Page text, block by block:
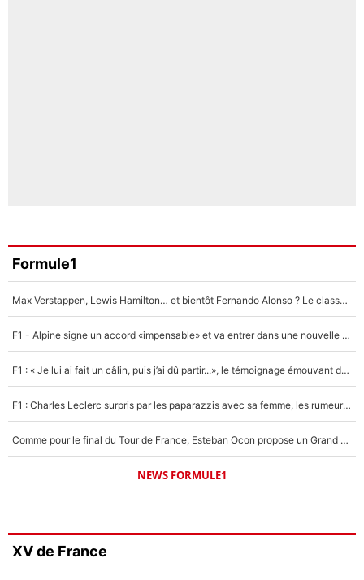
Formule1
Max Verstappen, Lewis Hamilton… et bientôt Fernando Alonso ? Le classement des pilotes les mieux payés en Formule 1 risque de changer !
F1 - Alpine signe un accord «impensable» et va entrer dans une nouvelle dimension : Grande nouvelle pour Pierre Gasly !
F1 : « Je lui ai fait un câlin, puis j’ai dû partir...», le témoignage émouvant de Max Verstappen sur sa fille
F1 : Charles Leclerc surpris par les paparazzis avec sa femme, les rumeurs étaient vraies !
Comme pour le final du Tour de France, Esteban Ocon propose un Grand Prix de Formule 1 à Paris : «Autour de l’Arc de Triomphe, ce serait génial» !
NEWS FORMULE1
XV de France